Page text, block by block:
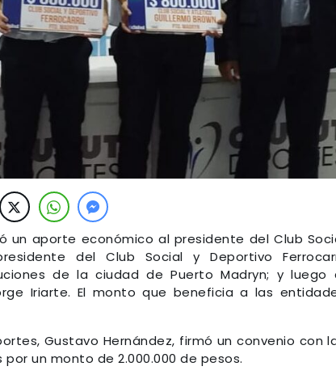
un aporte económico al presidente del Club
del Club Social y Deportivo
de la ciudad de Puerto Madryn; y luego
Iriarte. El monto que beneficia a las
Gustavo Hernández, firmó un convenio con
un monto de 2.000.000 de pesos.